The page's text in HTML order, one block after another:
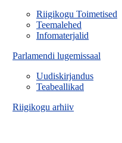
Riigikogu Toimetised
Teemalehed
Infomaterjalid
Parlamendi lugemissaal
Uudiskirjandus
Teabeallikad
Riigikogu arhiiv